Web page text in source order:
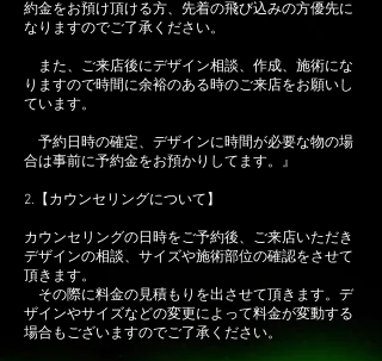
約金をお預け頂ける方、先着の飛び込みの方優先に
なりますのでご了承ください。
また、ご来店後にデザイン相談、作成、施術にな
りますので時間に余裕のある時のご来店をお願いし
ています。
予約日時の確定、デザインに時間が必要な物の場
合は事前に予約金をお預かりしてます。』
2.【カウンセリングについて】
カウンセリングの日時をご予約後、ご来店いただき
デザインの相談、サイズや施術部位の確認をさせて
頂きます。
その際に料金の見積もりを出させて頂きます。デ
ザインやサイズなどの変更によって料金が変動する
場合もございますのでご了承ください。